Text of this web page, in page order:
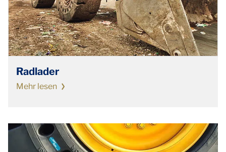
Radlader
Mehr lesen